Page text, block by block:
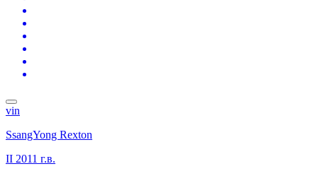
vin
SsangYong Rexton
II 2011 г.в.